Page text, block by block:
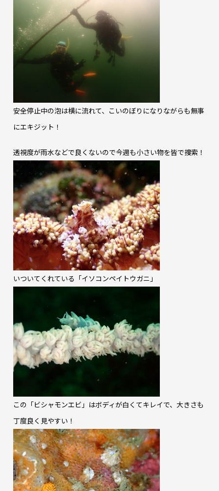
安全停止中の泡は横に流れて、こいのぼりになりながらも無事
にエキジット！
透視度が雨水などで良くないので今週も小さい物を皆で捜索！
いついてくれている「イソコンペイトウガニ」
この「ビシャモンエビ」はボディが白くてキレイで、大きさも
丁度良く見やすい！